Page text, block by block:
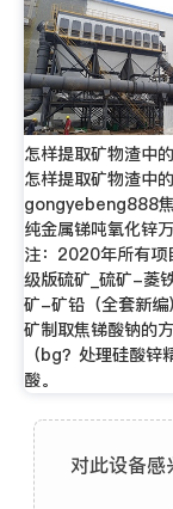
怎样提取矿物渣中
怎样提取矿物渣中
gongyebeng888
纯金属锑吨氧化锌
注：2020年所有项
级版硫矿_硫矿-菱
矿-矿铅（全套新
矿制取焦锑酸钠的
（bg？处理硅酸锌
酸。
对此设备